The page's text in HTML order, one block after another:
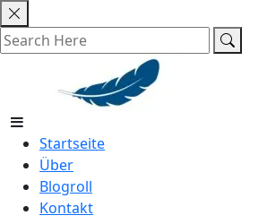
Skip
to
content
Startseite
Über
Blogroll
Kontakt